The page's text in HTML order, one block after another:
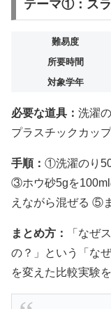
テーマ①：ス
難易度
所要時間
対象学年
必要な道具： 洗濯
プラスチックカッ
手順： ①洗濯のり
③ホウ砂5gを
えながら混ぜる ⑤
まとめ方：
「なぜ
の？」という「な
を変えた比較実験